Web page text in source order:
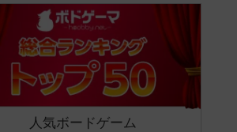
人気ボードゲーム